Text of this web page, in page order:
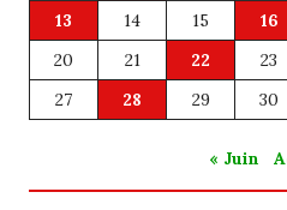
13
14 15 16
20
21 22 23
27
28 29 30
« Juin